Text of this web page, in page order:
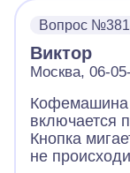
Вопрос
Виктор
Москва, 06-
включается
Кнопка
не